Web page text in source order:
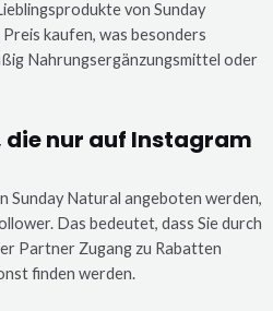
von Sunday
kaufen, was besonders
Nahrungsergänzungsmittel oder
die nur auf Instagram
Sunday Natural angeboten werden,
Das bedeutet, dass Sie durch
Partner Zugang zu Rabatten
finden werden.